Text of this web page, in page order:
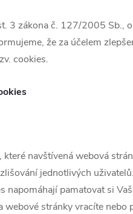
3 zákona č. 127/2005 Sb.,
že za účelem
cookies.
navštívená webová
jednotlivých
napomáhají pamatovat si
webové stránky vracíte